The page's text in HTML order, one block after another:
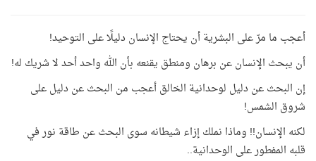
أعجب ما مرّ على البشرية أن يحتاج الإنسان دليلًا على التوحيد!
أن يبحث الإنسان عن برهان ومنطق يقنعه بأن الله واحد أحد لا شريك له!
إن البحث عن دليل لوحدانية الخالق أعجب من البحث عن دليل على
شروق الشمس!
لكنه الإنسان!! وماذا نملك إزاء شيطانه سوى البحث عن طاقة نور في
قلبه المفطور على الوحدانية..